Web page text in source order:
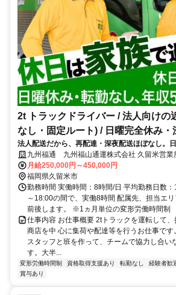
2t トラックドライバー / 法人向けの
なし・固定ルート) / 日曜完全休み・
ﾄﾞﾗｲﾊﾞｰ2t(正社員)
法人配送だから、再配達・深夜配送ほぼなし。
み、転勤無と働きやすい環境
九州福通 九州福山通運株式会社 久留米営業
月給250,000円～450,000円
福岡県久留米市
勤務時間 実働時間：8時間/日 平均勤務日数
～18:00の間で、実働8時間 配属先、担当エ
前後します。 ※1ヵ月単位の変形労働時間制
仕事内容 お仕事概要 2tトラックを運転して
商店を中 心に集荷や配達等を行うお仕事です
スタッフと班を作って、チームで協力し合い
す。大半...
変形労働時間制 資格取得支援あり 転勤なし 経験者歓
賞与あり